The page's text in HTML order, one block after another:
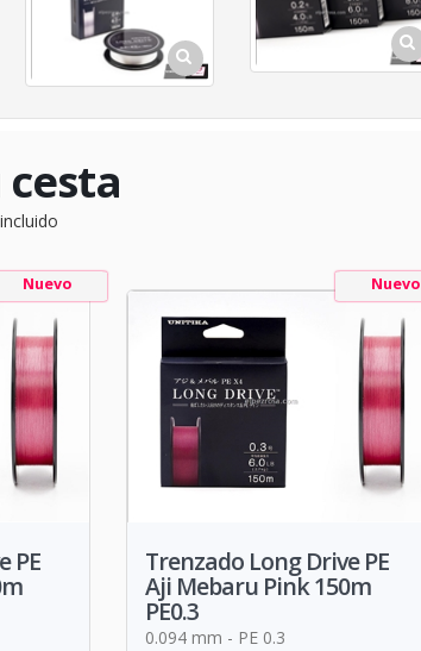
Nuevo
PE
Nuevo
Trenzado Long Drive PE
Aji Mebaru Pink 150m
PE0.3
0.094 mm - PE 0.3